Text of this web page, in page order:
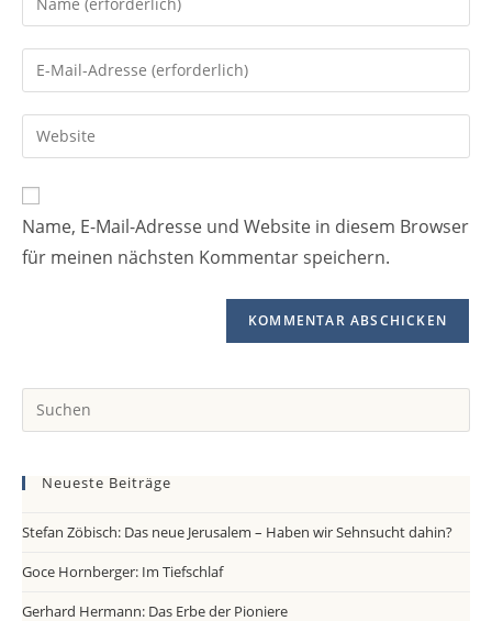
deinen
Namen
oder
zum
Kommentieren
ein
Gib
deine
E-
Mail-
Kommentieren
ein
Gib
deine
URL
ein
(optional)
Name, E-Mail-Adresse und Website in diesem Browser
für meinen nächsten Kommentar speichern.
Neueste Beiträge
Stefan Zöbisch: Das neue Jerusalem – Haben wir Sehnsucht dahin?
Goce Hornberger: Im Tiefschlaf
Gerhard Hermann: Das Erbe der Pioniere